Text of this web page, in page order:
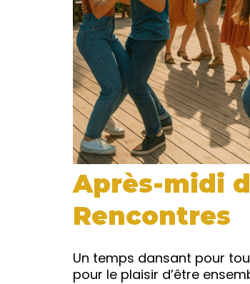
Après-midi
Rencontres
Un temps dansant pour
pour le plaisir d’être